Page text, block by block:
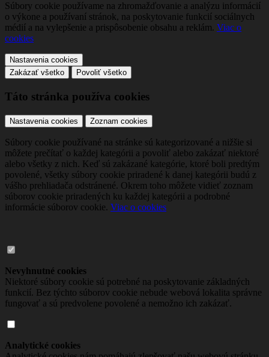
Súbory cookie používame na zhromažďovanie a analýzu informácií
o výkone a používaní stránok, na poskytovanie funkcií sociálnych
médií a na vylepšenie a prispôsobenie obsahu a reklám. Viac o
cookies
Nastavenia cookies
Zakázať všetko
Povoliť všetko
Táto stránka používa cookies
Nastavenia cookies Zoznam cookies
Súbory cookie používané na stránke sú kategorizované a nižšie si
môžete prečítať o každej kategórii a povoliť alebo zakázať niektoré
alebo všetky z nich. Keď sú zakázané kategórie, ktoré boli predtým
povolené, všetky súbory cookie priradené k danej kategórii budú z
vášho prehliadača odstránené. Okrem toho môžete vidieť zoznam
súborov cookie priradených ku každej kategórii a podrobné
informácie súborov cookie. Viac o cookies
Nevyhnutné cookies
Niektoré súbory cookie sú potrebné na poskytovanie základných
funkcií. Bez týchto súborov cookie nebude webová lokalita správne
fungovať a sú predvolene povolené a nemožno ich zakázať.
Analytické cookies